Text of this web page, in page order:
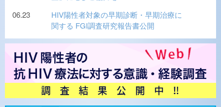
06.23
HIV陽性者対象の早期診断・早期治療に
関する FGI調査研究報告書公開